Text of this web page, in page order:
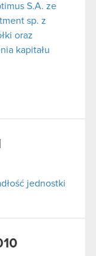
S.A. ze
sp. z
oraz
kapitału
jednostki